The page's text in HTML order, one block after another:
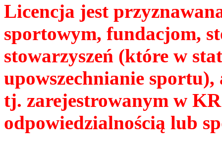
Licencja jest
sportowym, fundacjom,
stowarzyszeń (które w
upowszechnianie sportu),
tj. zarejestrowanym w
odpowiedzialnością lub